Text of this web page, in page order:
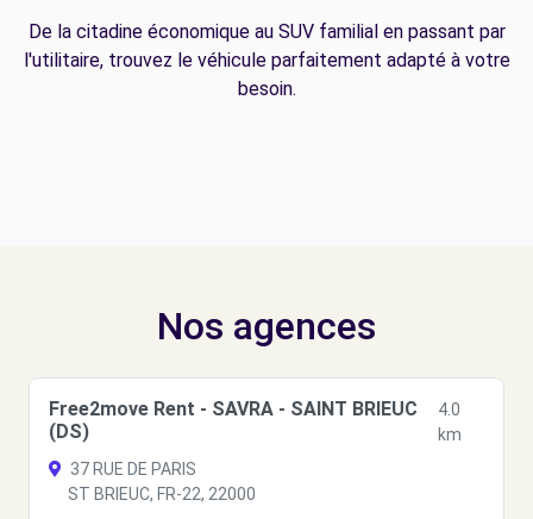
De la citadine économique au SUV familial en passant par
l'utilitaire, trouvez le véhicule parfaitement adapté à votre
besoin.
Nos agences
Free2move Rent - SAVRA - SAINT BRIEUC
(DS)
4.0
km
37 RUE DE PARIS
ST BRIEUC, FR-22, 22000